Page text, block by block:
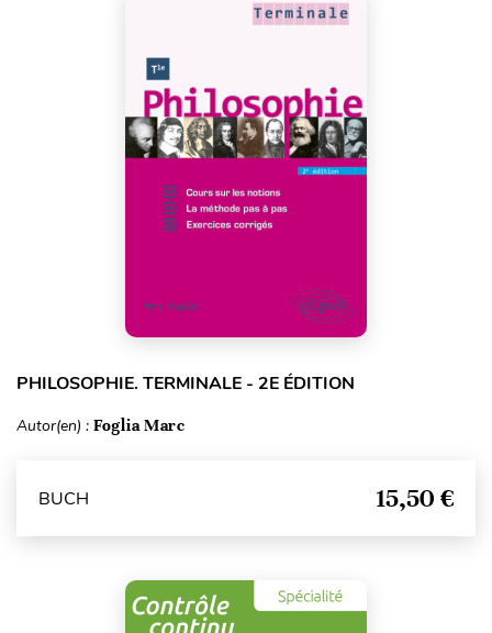
PHILOSOPHIE. TERMINALE - 2E ÉDITION
Autor(en) : Foglia Marc
BUCH 15,50 €